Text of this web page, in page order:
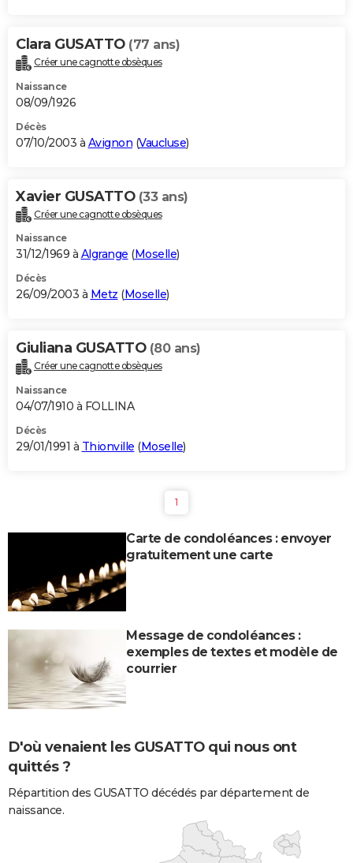
Clara GUSATTO (77 ans)
Créer une cagnotte obsèques
Naissance
08/09/1926
Décès
07/10/2003 à Avignon (Vaucluse)
Xavier GUSATTO (33 ans)
Créer une cagnotte obsèques
Naissance
31/12/1969 à Algrange (Moselle)
Décès
26/09/2003 à Metz (Moselle)
Giuliana GUSATTO (80 ans)
Créer une cagnotte obsèques
Naissance
04/07/1910 à FOLLINA
Décès
29/01/1991 à Thionville (Moselle)
1
Carte de condoléances : envoyer
gratuitement une carte
Message de condoléances :
exemples de textes et modèle de
courrier
D'où venaient les GUSATTO qui nous ont
quittés ?
Répartition des GUSATTO décédés par département de
naissance.